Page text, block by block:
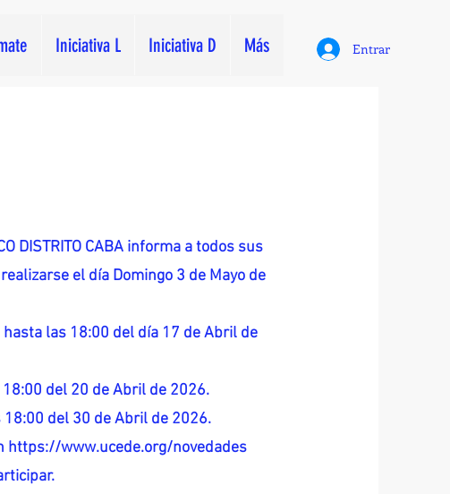
Iniciativa L Iniciativa D Más Entrar
DISTRITO CABA informa a todos sus
el día Domingo 3 de Mayo de
las 18:00 del día 17 de Abril de
del 20 de Abril de 2026.
del 30 de Abril de 2026.
https://www.ucede.org/novedades